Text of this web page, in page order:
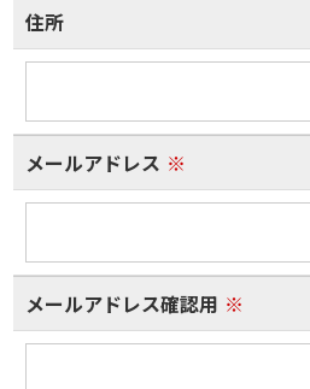
住所
メールアドレス ※
メールアドレス確認用 ※